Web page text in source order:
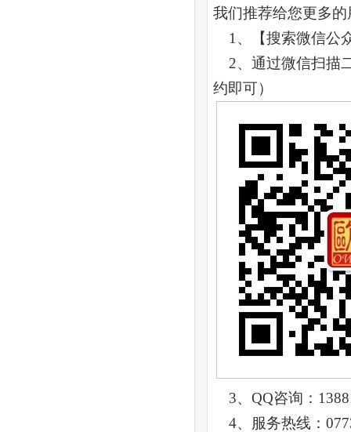
我们推荐给您更多
1、【搜索微信公
2、通过微信扫描
约即可）
3、QQ咨询：
4、服务热线：